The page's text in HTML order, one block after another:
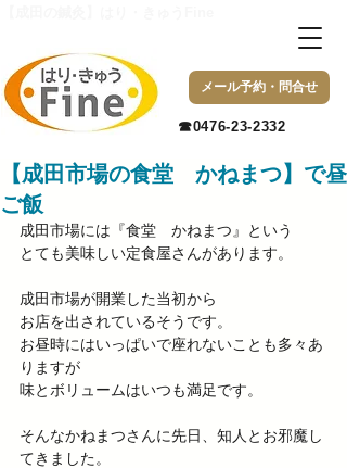
メール予約・問合せ
​☎0476-23-2332
【成田市場の食堂 かねまつ】で昼
ご飯
成田市場には『食堂　かねまつ』という
とても美味しい定食屋さんがあります。
成田市場が開業した当初から
お店を出されているそうです。
お昼時にはいっぱいで座れないことも多々あ
りますが
味とボリュームはいつも満足です。
そんなかねまつさんに先日、知人とお邪魔し
てきました。